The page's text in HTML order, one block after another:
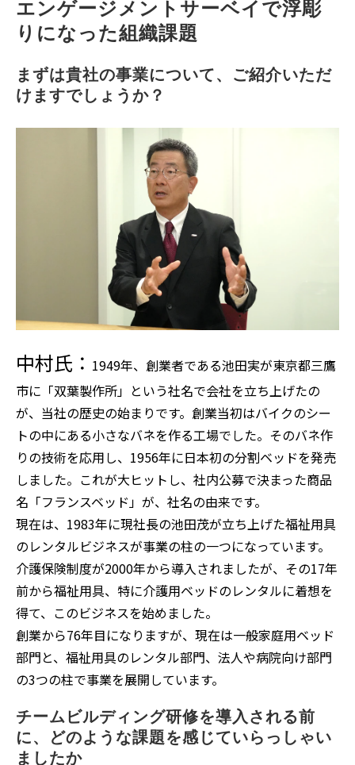
エンゲージメントサーベイで浮彫
りになった組織課題
まずは貴社の事業について、ご紹介いただ
けますでしょうか？
中村氏： 1949年、創業者である池田実が東京都三鷹
市に「双葉製作所」という社名で会社を立ち上げたの
が、当社の歴史の始まりです。創業当初はバイクのシー
トの中にある小さなバネを作る工場でした。そのバネ作
りの技術を応用し、1956年に日本初の分割ベッドを発売
しました。これが大ヒットし、社内公募で決まった商品
名「フランスベッド」が、社名の由来です。
現在は、1983年に現社長の池田茂が立ち上げた福祉用具
のレンタルビジネスが事業の柱の一つになっています。
介護保険制度が2000年から導入されましたが、その17年
前から福祉用具、特に介護用ベッドのレンタルに着想を
得て、このビジネスを始めました。
創業から76年目になりますが、現在は一般家庭用ベッド
部門と、福祉用具のレンタル部門、法人や病院向け部門
の3つの柱で事業を展開しています。
チームビルディング研修を導入される前
に、どのような課題を感じていらっしゃい
ましたか